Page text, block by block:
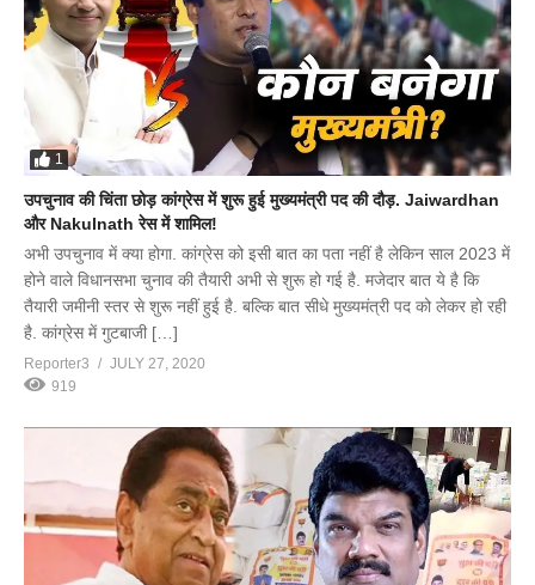
1
उपचुनाव की चिंता छोड़ कांग्रेस में शुरू हुई मुख्यमंत्री पद की दौड़. Jaiwardhan
और Nakulnath रेस में शामिल!
अभी उपचुनाव में क्या होगा. कांग्रेस को इसी बात का पता नहीं है लेकिन साल 2023 में
होने वाले विधानसभा चुनाव की तैयारी अभी से शुरू हो गई है. मजेदार बात ये है कि
तैयारी जमीनी स्तर से शुरू नहीं हुई है. बल्कि बात सीधे मुख्यमंत्री पद को लेकर हो रही
है. कांग्रेस में गुटबाजी […]
Reporter3
JULY 27, 2020
919